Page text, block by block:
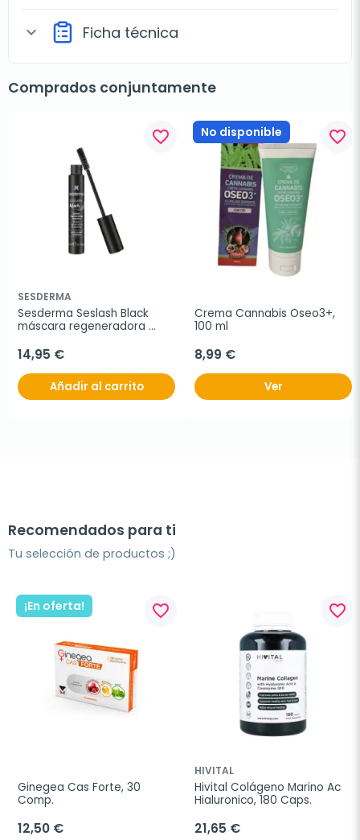
expand_more Ficha técnica
Comprados conjuntamente
favorite_border
SESDERMA
Sesderma Seslash Black
máscara regeneradora
14,95 €
Añadir al carrito
No disponible favorite_border
Crema Cannabis Oseo3+,
100 ml
8,99 €
Ver
Recomendados para ti
Tu selección de productos ;)
¡En oferta! favorite_border
Ginegea Cas Forte, 30
Comp.
12,50 €
favorite_border
HIVITAL
Hivital Colágeno Marino Ac
Hialuronico, 180 Caps.
21,65 €